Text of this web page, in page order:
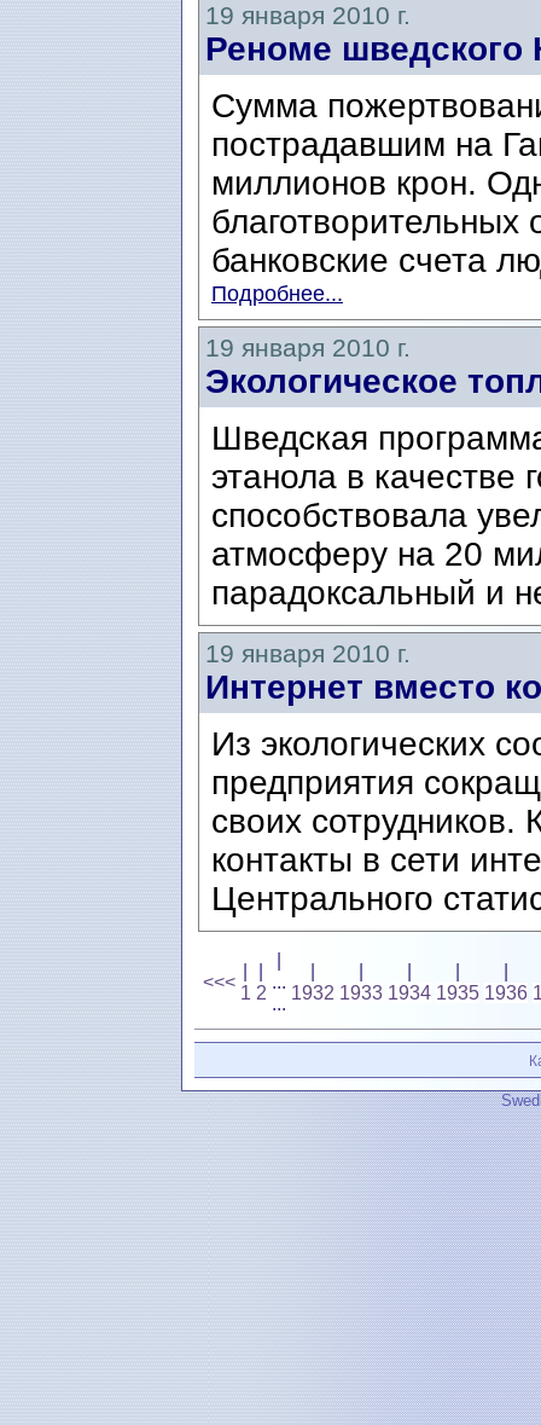
19 января 2010 г.
Реноме шведского
Сумма
пострадавшим на
миллионов крон.
благотворительных
банковские счета
Подробнее...
19 января 2010 г.
Экологическое
Шведская
этанола в качестве
способствовала
атмосферу на 20
парадоксальный и
19 января 2010 г.
Интернет вместо
Из экологических
предприятия
своих
контакты в сети
Центрального
<<<
1 2
...
...
1932 1933 1934 1935 1936